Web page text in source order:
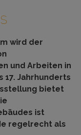
wird der
und Arbeiten in
17. Jahrhunderts
bietet
ist
regelrecht als